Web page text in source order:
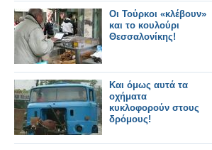
Οι Τούρκοι «κλέβουν»
και το κουλούρι
Θεσσαλονίκης!
Και όμως αυτά τα
οχήματα
κυκλοφορούν στους
δρόμους!